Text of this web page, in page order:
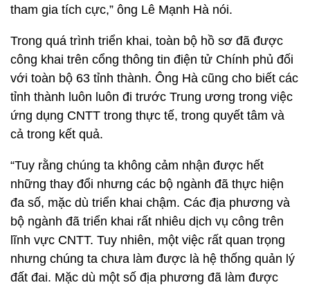
tham gia tích cực,” ông Lê Mạnh Hà nói.
Trong quá trình triển khai, toàn bộ hồ sơ đã được
công khai trên cổng thông tin điện tử Chính phủ đối
với toàn bộ 63 tỉnh thành. Ông Hà cũng cho biết các
tỉnh thành luôn luôn đi trước Trung ương trong việc
ứng dụng CNTT trong thực tế, trong quyết tâm và
cả trong kết quả.
“Tuy rằng chúng ta không cảm nhận được hết
những thay đổi nhưng các bộ ngành đã thực hiện
đa số, mặc dù triển khai chậm. Các địa phương và
bộ ngành đã triển khai rất nhiêu dịch vụ công trên
lĩnh vực CNTT. Tuy nhiên, một việc rất quan trọng
nhưng chúng ta chưa làm được là hệ thống quản lý
đất đai. Mặc dù một số địa phương đã làm được